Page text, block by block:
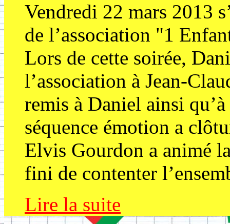
Vendredi 22 mars 2013
de l’association "1
Lors de cette soirée,
l’association à Jean-
remis à Daniel ainsi
séquence émotion a
Elvis Gourdon a animé
fini de contenter
Lire la suite